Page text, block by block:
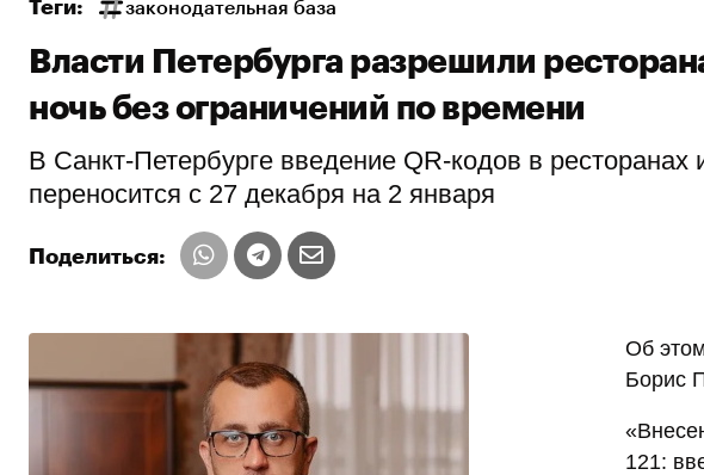
Теги: законодательная база
Власти Петербурга разрешили
ночь без ограничений по времени
В Санкт-Петербурге введение QR-кодов в
переносится с 27 декабря на 2 января
Поделиться:
Об
Борис
121: